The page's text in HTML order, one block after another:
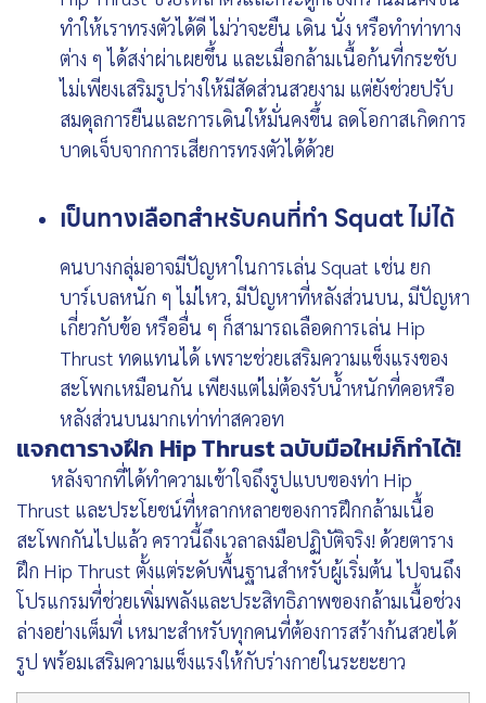
ทำให้เราทรงตัวได้ดี ไม่ว่าจะยืน เดิน นั่ง หรือทำท่าทาง
ต่าง ๆ ได้สง่าผ่าเผยขึ้น และเมื่อกล้ามเนื้อก้นที่กระชับ
ไม่เพียงเสริมรูปร่างให้มีสัดส่วนสวยงาม แต่ยังช่วยปรับ
สมดุลการยืนและการเดินให้มั่นคงขึ้น ลดโอกาสเกิดการ
บาดเจ็บจากการเสียการทรงตัวได้ด้วย
เป็นทางเลือกสำหรับคนที่ทำ Squat ไม่ได้
คนบางกลุ่มอาจมีปัญหาในการเล่น Squat เช่น ยก
บาร์เบลหนัก ๆ ไม่ไหว, มีปัญหาที่หลังส่วนบน, มีปัญหา
เกี่ยวกับข้อ หรืออื่น ๆ ก็สามารถเลือดการเล่น Hip
Thrust ทดแทนได้ เพราะช่วยเสริมความแข็งแรงของ
สะโพกเหมือนกัน เพียงแต่ไม่ต้องรับน้ำหนักที่คอหรือ
หลังส่วนบนมากเท่าท่าสควอท
แจกตารางฝึก Hip Thrust ฉบับมือใหม่ก็ทำได้!
หลังจากที่ได้ทำความเข้าใจถึงรูปแบบของท่า Hip
Thrust และประโยชน์ที่หลากหลายของการฝึกกล้ามเนื้อ
สะโพกกันไปแล้ว คราวนี้ถึงเวลาลงมือปฏิบัติจริง! ด้วยตาราง
ฝึก Hip Thrust ตั้งแต่ระดับพื้นฐานสำหรับผู้เริ่มต้น ไปจนถึง
โปรแกรมที่ช่วยเพิ่มพลังและประสิทธิภาพของกล้ามเนื้อช่วง
ล่างอย่างเต็มที่ เหมาะสำหรับทุกคนที่ต้องการสร้างก้นสวยได้
รูป พร้อมเสริมความแข็งแรงให้กับร่างกายในระยะยาว